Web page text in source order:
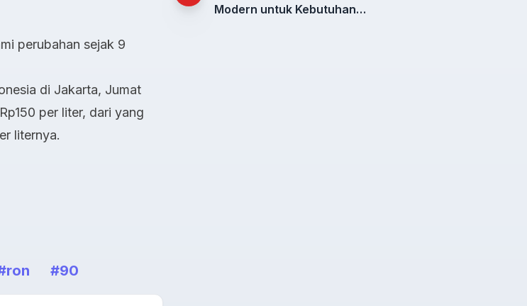
perubahan sejak 9
di Jakarta, Jumat
per liter, dari yang
liternya.
#90
Modern untuk Kebutuhan